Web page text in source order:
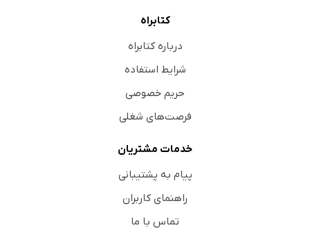
کتابراه
درباره کتابراه
شرایط استفاده
حریم خصوصی
فرصت‌های شغلی
خدمات مشتریان
پیام به پشتیبانی
راهنمای کاربران
تماس با ما